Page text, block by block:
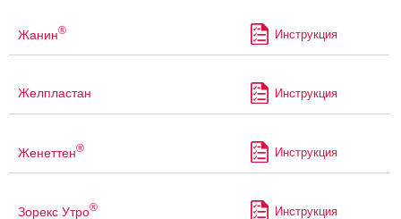
Жанин® Инструкция
Желпластан Инструкция
Женеттен® Инструкция
Зорекс Утро® Инструкция